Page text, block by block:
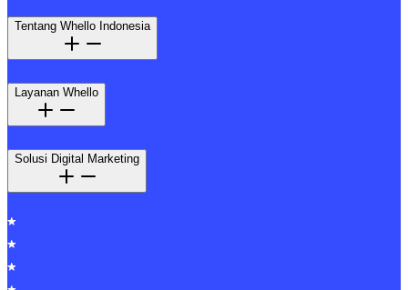
Tentang Whello Indonesia
Layanan Whello
Solusi Digital Marketing